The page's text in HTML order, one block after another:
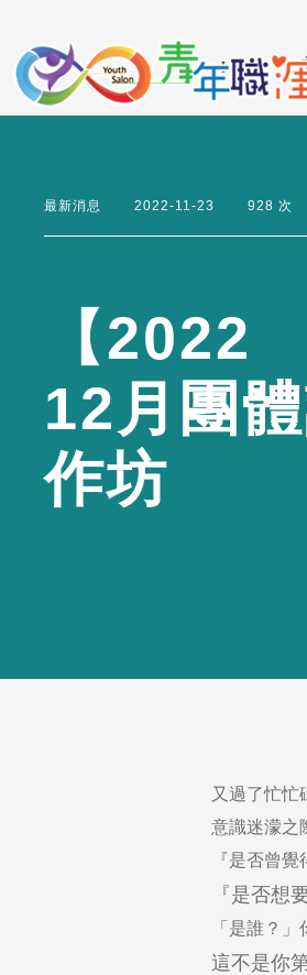
要
內
:::
最新消息 2022-11-23 928 次
【2022
12 月 團 體
作坊
又過了忙忙
意識迷濛之
『是否曾
『是否想
「是誰？
這不是你